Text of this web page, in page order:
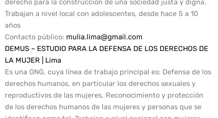
derecho para la construcción de una sociedad justa y digna.
Trabajan a nivel local con adolescentes, desde hace 5 a 10
años
Contacto público: mulia.lima@gmail.com
DEMUS – ESTUDIO PARA LA DEFENSA DE LOS DERECHOS DE
LA MUJER | Lima
Es una ONG, cuya línea de trabajo principal es: Defensa de los
derechos humanos, en particular los derechos sexuales y
reproductivos de las mujeres, Reconocimiento y protección
de los derechos humanos de las mujeres y personas que se